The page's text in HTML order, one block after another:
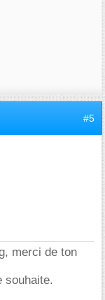
#5
merci de ton
souhaite.